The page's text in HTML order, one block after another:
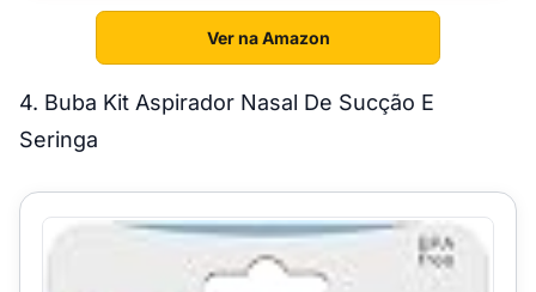
Ver na Amazon
4. Buba Kit Aspirador Nasal De Sucção E
Seringa